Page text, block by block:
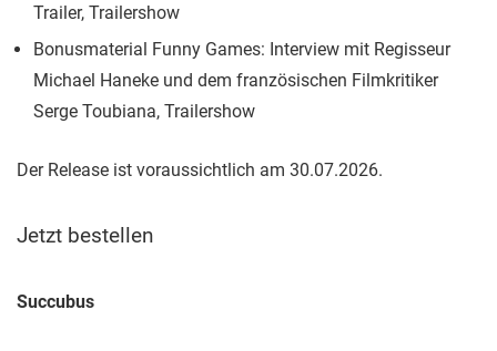
Trailer, Trailershow
Bonusmaterial Funny Games: Interview mit Regisseur
Michael Haneke und dem französischen Filmkritiker
Serge Toubiana, Trailershow
Der Release ist voraussichtlich am 30.07.2026.
Jetzt bestellen
Succubus